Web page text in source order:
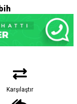
Karşılaştır